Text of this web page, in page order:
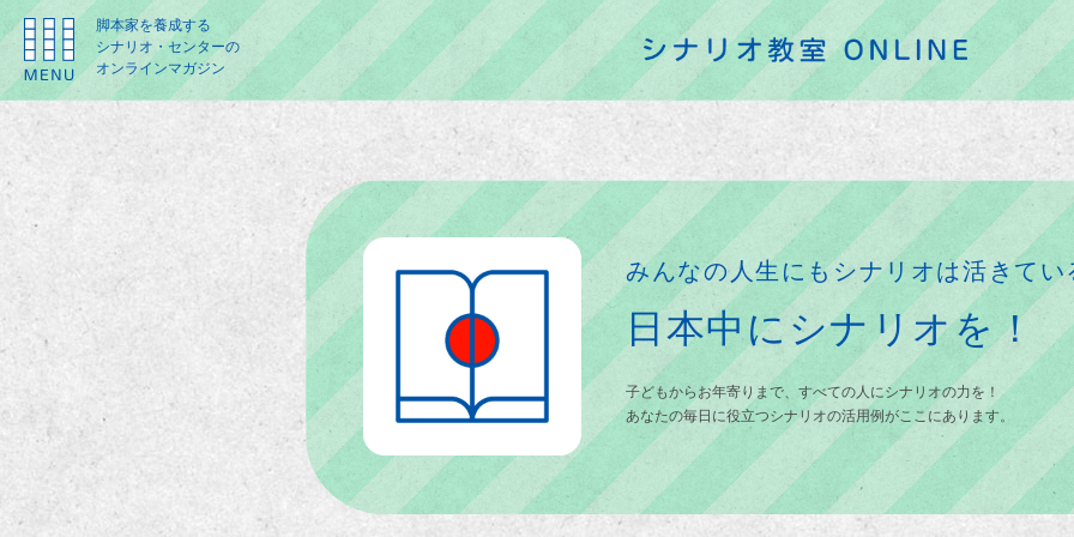
脚本家を養成する
シナリオ・センターの
オンラインマガジン
みんなの人生にもシナリオは活きてい
日本中にシナリオを！
子どもからお年寄りまで、すべての人にシナリオの力を！
あなたの毎日に役立つシナリオの活用例がここにあります。